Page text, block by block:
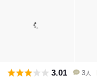
3.01 3 人